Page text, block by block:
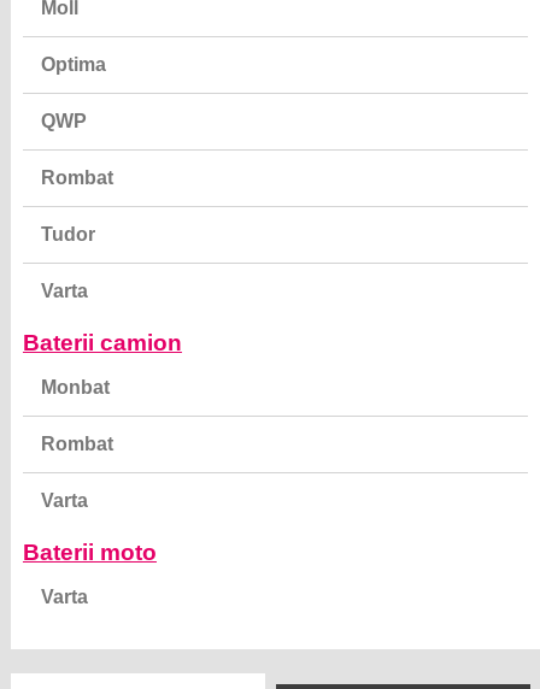
Moll
Optima
QWP
Rombat
Tudor
Varta
Baterii camion
Monbat
Rombat
Varta
Baterii moto
Varta